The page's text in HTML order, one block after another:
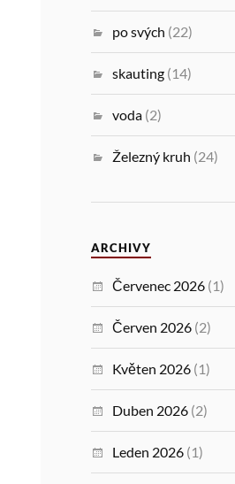
po svých (22)
skauting (14)
voda (2)
Železný kruh (24)
ARCHIVY
Červenec 2026 (1)
Červen 2026 (2)
Květen 2026 (1)
Duben 2026 (2)
Leden 2026 (1)